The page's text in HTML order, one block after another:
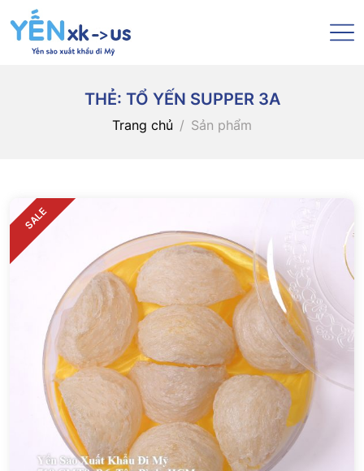
THẺ: TỔ YẾN SUPPER 3A
Trang chủ Sản phẩm
SALE